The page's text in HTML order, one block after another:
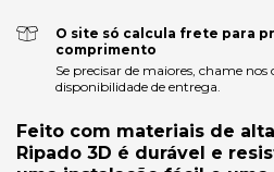
O site só calcula frete para
comprimento
Se precisar de maiores, chame
disponibilidade de entrega.
Feito com materiais de
Ripado 3D é durável e